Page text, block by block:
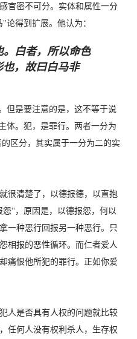
官密不可分。实体和属性一分
论得到扩展。他认为：
白者，所以命色
，故曰白马非
但是要注意的是，这不等于说
体。犯，是罪行。两者一分为
区分，其实属于一分为二的实
很清楚了，以德报德，以直抱
”，原因是，以德报怨，何以
一种恶行回报另一种恶行。只
相报的恶性循环。而仁者爱人
痛恨他所犯的罪行。正如你爱
人是否具有人权的问题就比较
任何人没有权利杀人，生存权